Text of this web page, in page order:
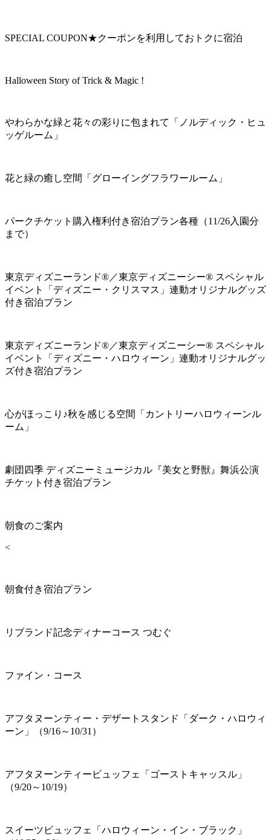
SPECIAL COUPON★クーポンを利用しておトクに宿泊
Halloween Story of Trick & Magic !
やわらかな緑と花々の彩りに包まれて「ノルディック・ヒュ
ッゲルーム」
花と緑の癒し空間「グローイングフラワールーム」
パークチケット購入権利付き宿泊プラン各種（11/26入園分
まで）
東京ディズニーランド®／東京ディズニーシー® スペシャル
イベント「ディズニー・クリスマス」連動オリジナルグッズ
付き宿泊プラン
東京ディズニーランド®／東京ディズニーシー® スペシャル
イベント「ディズニー・ハロウィーン」連動オリジナルグッ
ズ付き宿泊プラン
心がほっこり♪秋を感じる空間「カントリーハロウィーンル
ーム」
劇団四季 ディズニーミュージカル『美女と野獣』舞浜公演
チケット付き宿泊プラン
朝食のご案内
<
朝食付き宿泊プラン
リブランド記念ディナーコース つむぐ
ファイン・コース
アフタヌーンティー・デザートスタンド「ダーク・ハロウィ
ーン」（9/16～10/31）
アフタヌーンティービュッフェ「ゴーストキャッスル」
（9/20～10/19）
スイーツビュッフェ「ハロウィーン・イン・ブラック」